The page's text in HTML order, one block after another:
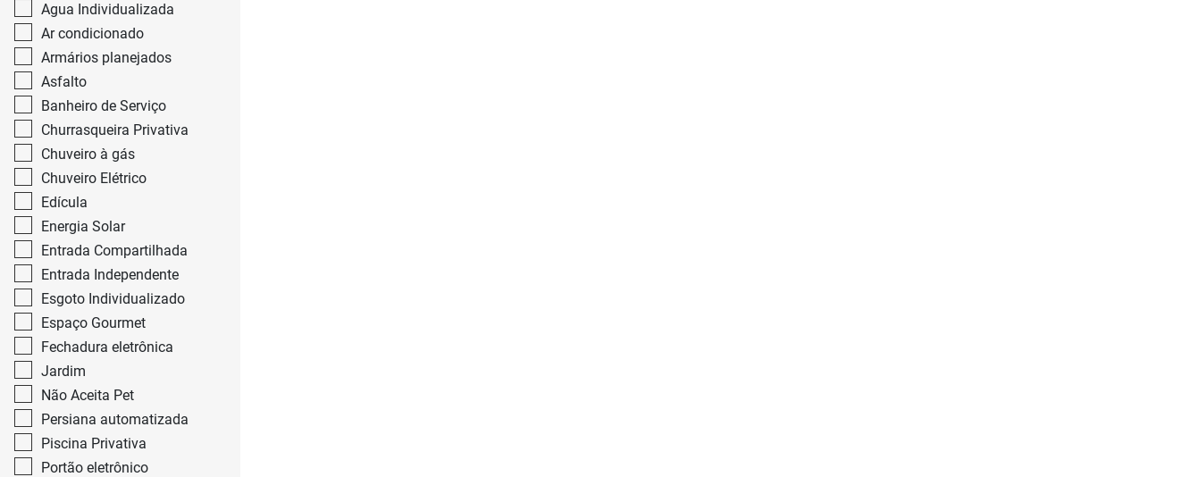
Agua Individualizada
Ar condicionado
Armários planejados
Asfalto
Banheiro de Serviço
Churrasqueira Privativa
Chuveiro à gás
Chuveiro Elétrico
Edícula
Energia Solar
Entrada Compartilhada
Entrada Independente
Esgoto Individualizado
Espaço Gourmet
Fechadura eletrônica
Jardim
Não Aceita Pet
Persiana automatizada
Piscina Privativa
Portão eletrônico